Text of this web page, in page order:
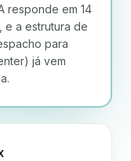
responde em 14
e a estrutura de
para
já vem